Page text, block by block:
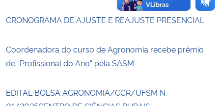
CRONOGRAMA DE AJUSTE E REAJUSTE PRESENCIAL
Coordenadora do curso de Agronomia recebe prêmio
de “Profissional do Ano” pela SASM
EDITAL BOLSA AGRONOMIA/CCR/UFSM N.